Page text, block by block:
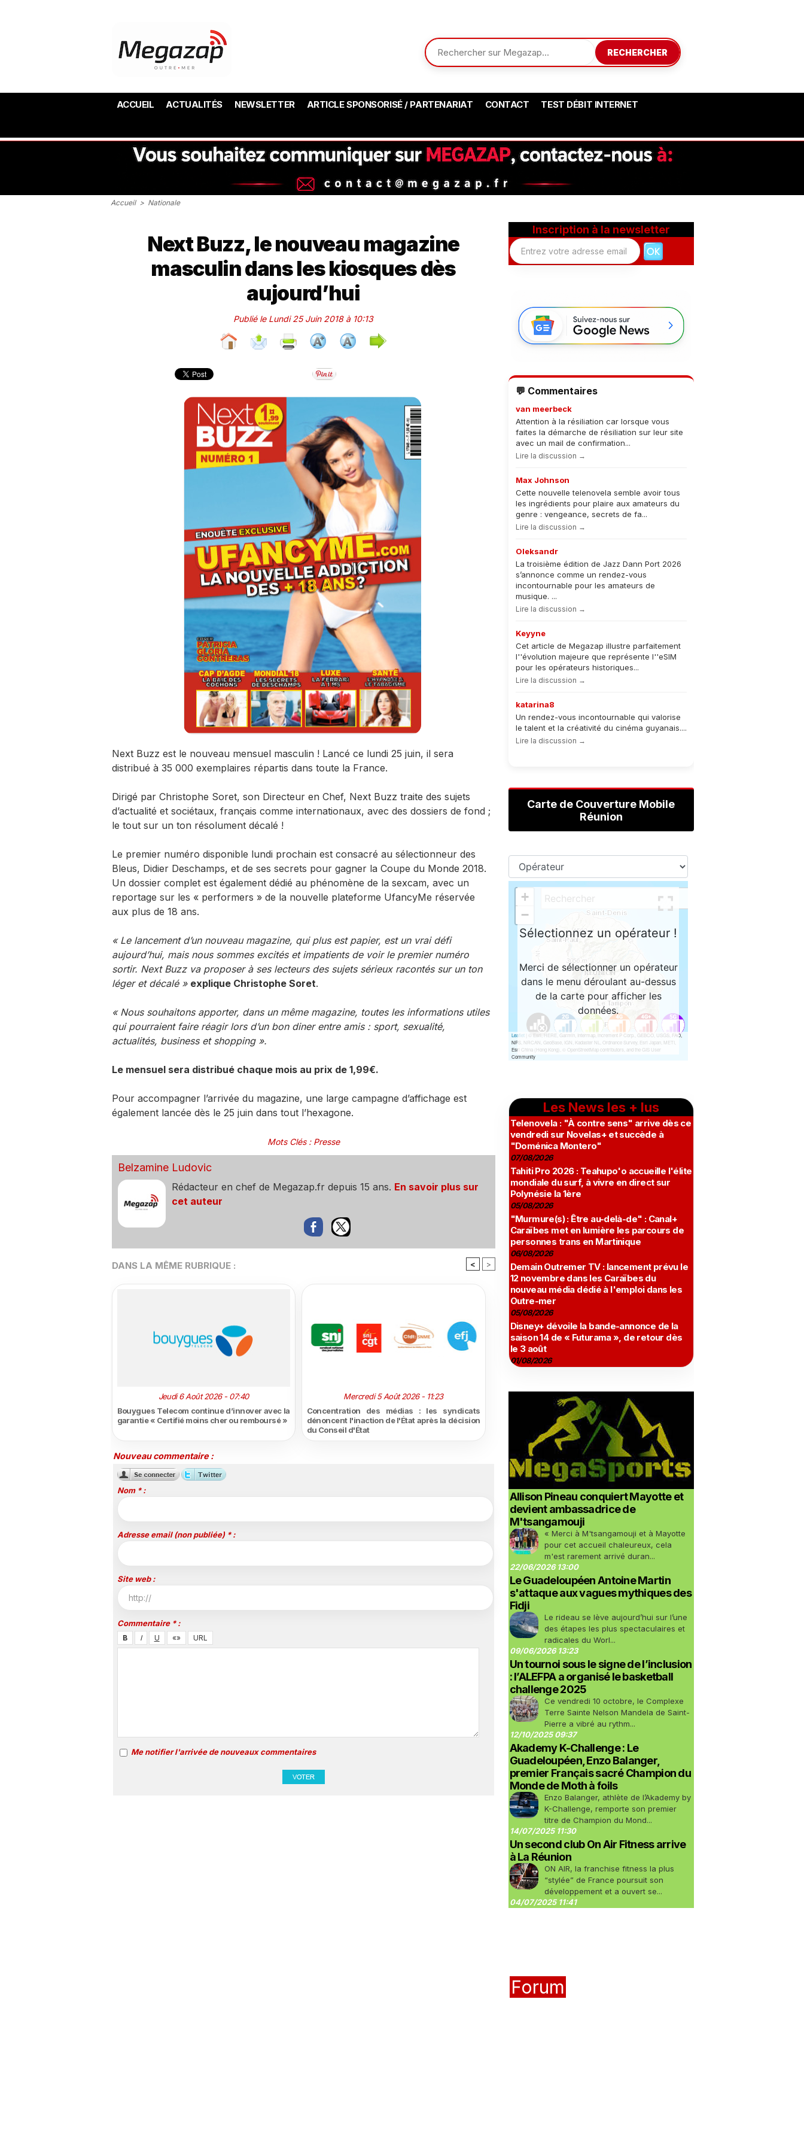
RECHERCHER
ACCUEIL ACTUALITÉS NEWSLETTER ARTICLE SPONSORISÉ / PARTENARIAT CONTACT TEST DÉBIT INTERNET
Accueil > Nationale
Next Buzz, le nouveau magazine
masculin dans les kiosques dès
aujourd’hui
Publié le Lundi 25 Juin 2018 à 10:13
Next Buzz est le nouveau mensuel masculin ! Lancé ce lundi 25 juin, il sera
distribué à 35 000 exemplaires répartis dans toute la France.
Dirigé par Christophe Soret, son Directeur en Chef, Next Buzz traite des sujets
d’actualité et sociétaux, français comme internationaux, avec des dossiers de fond ;
le tout sur un ton résolument décalé !
Le premier numéro disponible lundi prochain est consacré au sélectionneur des
Bleus, Didier Deschamps, et de ses secrets pour gagner la Coupe du Monde 2018.
Un dossier complet est également dédié au phénomène de la sexcam, avec un
reportage sur les « performers » de la nouvelle plateforme UfancyMe réservée
aux plus de 18 ans.
« Le lancement d’un nouveau magazine, qui plus est papier, est un vrai défi
aujourd’hui, mais nous sommes excités et impatients de voir le premier numéro
sortir. Next Buzz va proposer à ses lecteurs des sujets sérieux racontés sur un ton
léger et décalé » explique Christophe Soret.
« Nous souhaitons apporter, dans un même magazine, toutes les informations utiles
qui pourraient faire réagir lors d’un bon diner entre amis : sport, sexualité,
actualités, business et shopping ».
Le mensuel sera distribué chaque mois au prix de 1,99€.
Pour accompagner l’arrivée du magazine, une large campagne d’affichage est
également lancée dès le 25 juin dans tout l’hexagone.
Mots Clés: Presse
Belzamine Ludovic
Rédacteur en chef de Megazap.fr depuis 15 ans. En savoir plus sur
cet auteur
DANS LA MÊME RUBRIQUE : < >
Jeudi 6 Août 2026 - 07:40
Bouygues Telecom continue d’innover avec la
garantie « Certifié moins cher ou remboursé »
Mercredi 5 Août 2026 - 11:23
Concentration des médias : les syndicats
dénoncent l'inaction de l'État après la décision
du Conseil d'État
Nouveau commentaire :
Nom * :
Adresse email (non publiée) * :
Site web :
Commentaire * :
Me notifier l'arrivée de nouveaux commentaires
Inscription à la newsletter
💬 Commentaires
van meerbeck
Attention à la résiliation car lorsque vous
faites la démarche de résiliation sur leur site
avec un mail de confirmation...
Lire la discussion →
Max Johnson
Cette nouvelle telenovela semble avoir tous
les ingrédients pour plaire aux amateurs du
genre : vengeance, secrets de fa...
Lire la discussion →
Oleksandr
La troisième édition de Jazz Dann Port 2026
s’annonce comme un rendez-vous
incontournable pour les amateurs de
musique. ...
Lire la discussion →
Keyyne
Cet article de Megazap illustre parfaitement
l''évolution majeure que représente l''eSIM
pour les opérateurs historiques...
Lire la discussion →
katarina8
Un rendez-vous incontournable qui valorise
le talent et la créativité du cinéma guyanais....
Lire la discussion →
Carte de Couverture Mobile
Réunion
Les News les + lus
Telenovela : "À contre sens" arrive dès ce
vendredi sur Novelas+ et succède à
"Doménica Montero"
07/08/2026
Tahiti Pro 2026 : Teahupo'o accueille l'élite
mondiale du surf, à vivre en direct sur
Polynésie la 1ère
05/08/2026
"Murmure(s) : Être au-delà-de" : Canal+
Caraïbes met en lumière les parcours de
personnes trans en Martinique
06/08/2026
Demain Outremer TV : lancement prévu le
12 novembre dans les Caraïbes du
nouveau média dédié à l'emploi dans les
Outre-mer
05/08/2026
Disney+ dévoile la bande-annonce de la
saison 14 de « Futurama », de retour dès
le 3 août
01/08/2026
Allison Pineau conquiert Mayotte et
devient ambassadrice de
M'tsangamouji
« Merci à M'tsangamouji et à Mayotte
pour cet accueil chaleureux, cela
m'est rarement arrivé duran...
22/06/2026 13:00
Le Guadeloupéen Antoine Martin
s'attaque aux vagues mythiques des
Fidji
Le rideau se lève aujourd’hui sur l’une
des étapes les plus spectaculaires et
radicales du Worl...
09/06/2026 13:23
Un tournoi sous le signe de l’inclusion
: l’ALEFPA a organisé le basketball
challenge 2025
Ce vendredi 10 octobre, le Complexe
Terre Sainte Nelson Mandela de Saint-
Pierre a vibré au rythm...
12/10/2025 09:37
Akademy K-Challenge : Le
Guadeloupéen, Enzo Balanger,
premier Français sacré Champion du
Monde de Moth à foils
Enzo Balanger, athlète de l’Akademy by
K-Challenge, remporte son premier
titre de Champion du Mond...
14/07/2025 11:30
Un second club On Air Fitness arrive
à La Réunion
ON AIR, la franchise fitness la plus
“stylée” de France poursuit son
développement et a ouvert se...
04/07/2025 11:41
Forum